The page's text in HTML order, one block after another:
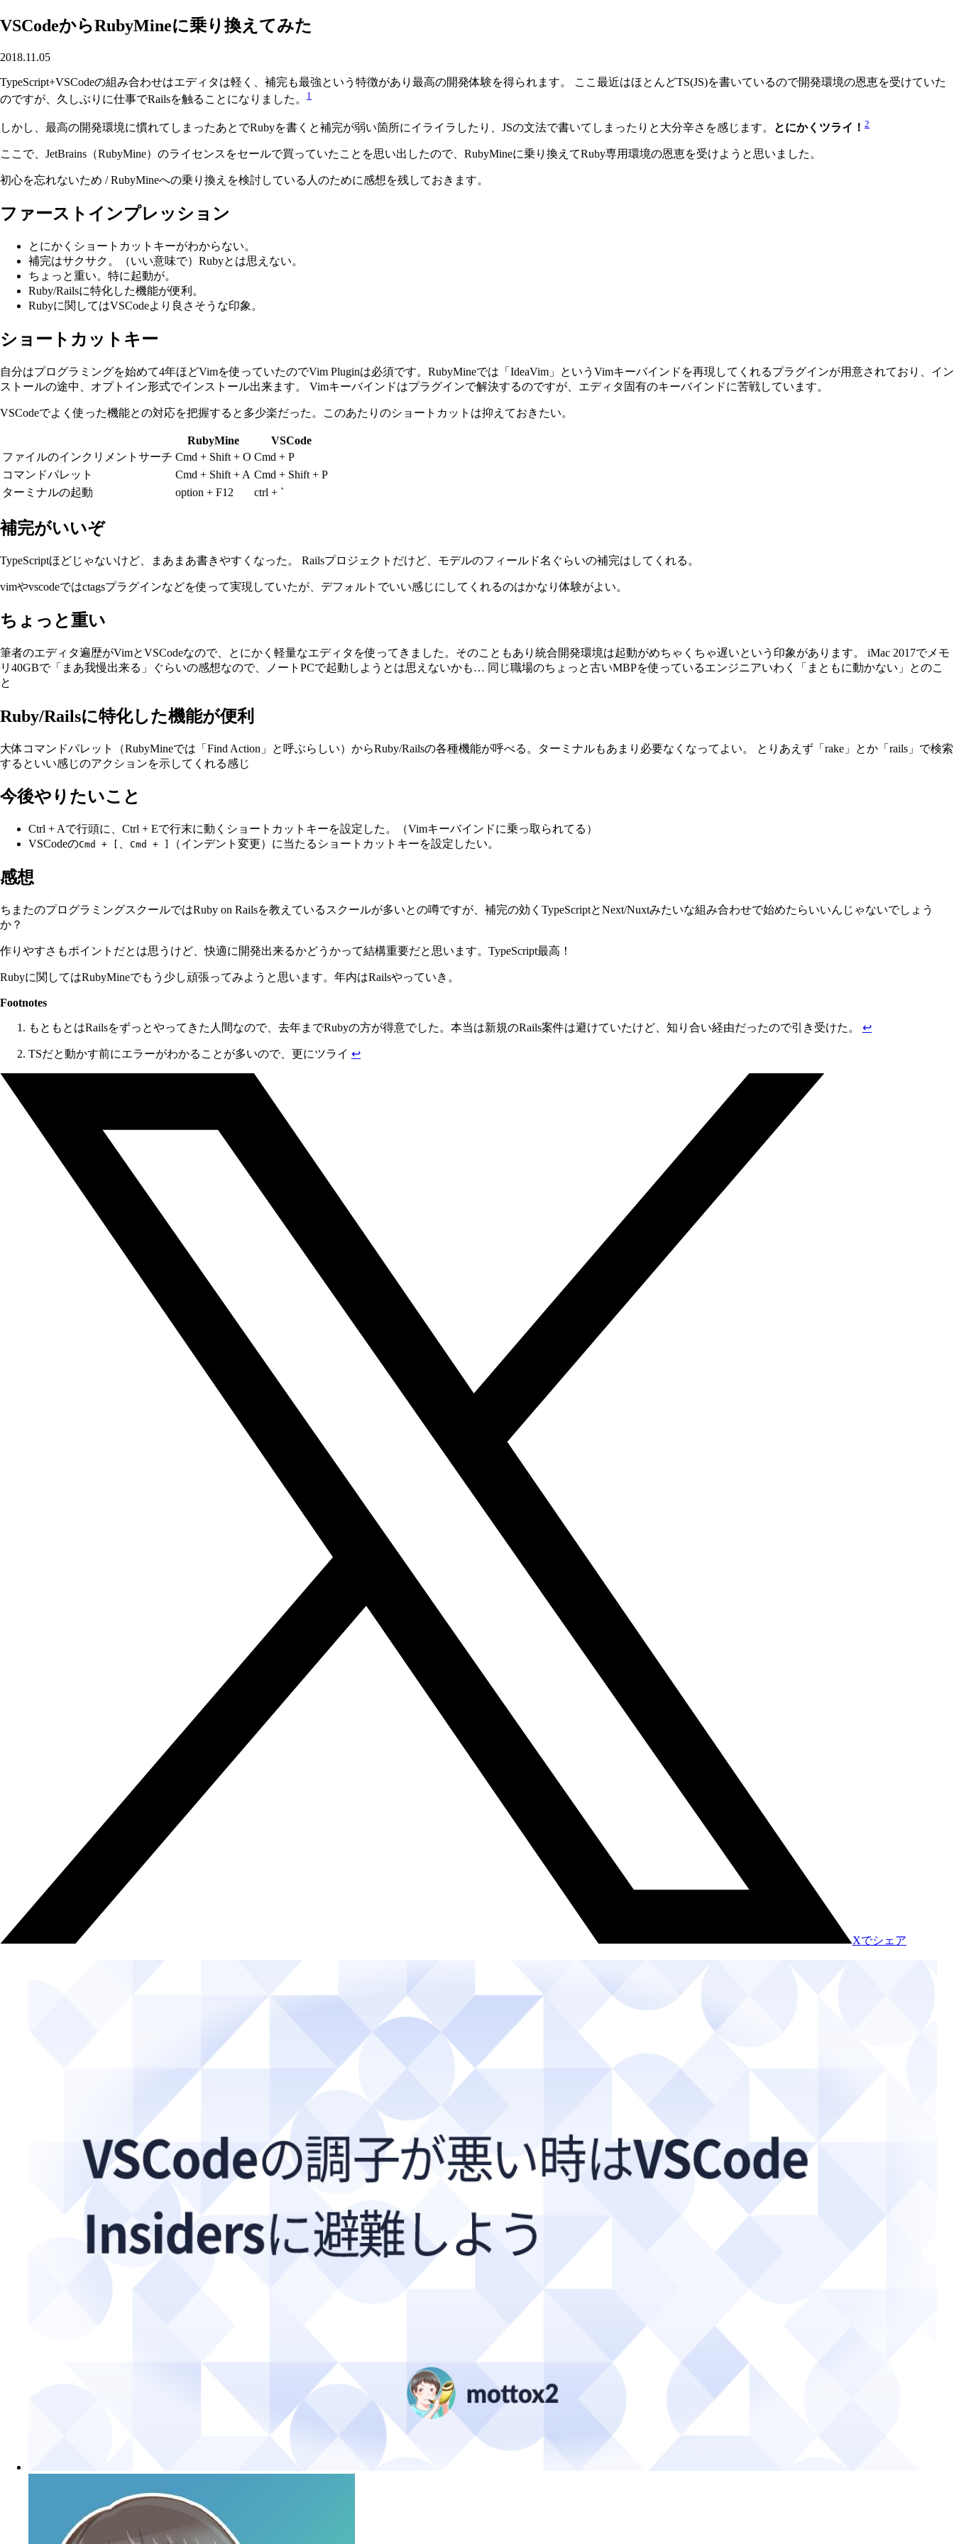
VSCodeからRubyMineに乗り換えてみた
2018.11.05
TypeScript+VSCodeの組み合わせはエディタは軽く、補完も最強という特徴があり最高の開発体験を得られます。 ここ最近はほとんどTS(JS)を書いているので開発環境の恩恵を受けていた
のですが、久しぶりに仕事でRailsを触ることになりました。
1
しかし、最高の開発環境に慣れてしまったあとでRubyを書くと補完が弱い箇所にイライラしたり、JSの文法で書いてしまったりと大分辛さを感じます。 とにかくツライ！ 2
ここで、JetBrains（RubyMine）のライセンスをセールで買っていたことを思い出したので、RubyMineに乗り換えてRuby専用環境の恩恵を受けようと思いました。
初心を忘れないため / RubyMineへの乗り換えを検討している人のために感想を残しておきます。
ファーストインプレッション
とにかくショートカットキーがわからない。
補完はサクサク。（いい意味で）Rubyとは思えない。
ちょっと重い。特に起動が。
Ruby/Railsに特化した機能が便利。
Rubyに関してはVSCodeより良さそうな印象。
ショートカットキー
自分はプログラミングを始めて4年ほどVimを使っていたのでVim Pluginは必須です。RubyMineでは「IdeaVim」というVimキーバインドを再現してくれるプラグインが用意されており、イン
ストールの途中、オプトイン形式でインストール出来ます。 Vimキーバインドはプラグインで解決するのですが、エディタ固有のキーバインドに苦戦しています。
VSCodeでよく使った機能との対応を把握すると多少楽だった。このあたりのショートカットは抑えておきたい。
RubyMine
VSCode
ファイルのインクリメントサーチ Cmd + Shift + O Cmd + P
コマンドパレット
Cmd + Shift + A Cmd + Shift + P
ターミナルの起動
option + F12 ctrl + `
補完がいいぞ
TypeScriptほどじゃないけど、まあまあ書きやすくなった。 Railsプロジェクトだけど、モデルのフィールド名ぐらいの補完はしてくれる。
vimやvscodeではctagsプラグインなどを使って実現していたが、デフォルトでいい感じにしてくれるのはかなり体験がよい。
ちょっと重い
筆者のエディタ遍歴がVimとVSCodeなので、とにかく軽量なエディタを使ってきました。そのこともあり統合開発環境は起動がめちゃくちゃ遅いという印象があります。 iMac 2017でメモ
リ40GBで「まあ我慢出来る」ぐらいの感想なので、ノートPCで起動しようとは思えないかも… 同じ職場のちょっと古いMBPを使っているエンジニアいわく「まともに動かない」とのこ
と
Ruby/Railsに特化した機能が便利
大体コマンドパレット（RubyMineでは「Find Action」と呼ぶらしい）からRuby/Railsの各種機能が呼べる。ターミナルもあまり必要なくなってよい。 とりあえず「rake」とか「rails」で検索
するといい感じのアクションを示してくれる感じ
今後やりたいこと
Ctrl + Aで行頭に、Ctrl + Eで行末に動くショートカットキーを設定した。（Vimキーバインドに乗っ取られてる）
VSCodeのCmd + [ Cmd + ] （インデント変更）に当たるショートカットキーを設定したい。
感想
ちまたのプログラミングスクールではRuby on Railsを教えているスクールが多いとの噂ですが、補完の効くTypeScriptとNext/Nuxtみたいな組み合わせで始めたらいいんじゃないでしょう
か？
作りやすさもポイントだとは思うけど、快適に開発出来るかどうかって結構重要だと思います。TypeScript最高！
Rubyに関してはRubyMineでもう少し頑張ってみようと思います。年内はRailsやっていき。
Footnotes
もともとはRailsをずっとやってきた人間なので、去年までRubyの方が得意でした。本当は新規のRails案件は避けていたけど、知り合い経由だったので引き受けた。 ↩
TSだと動かす前にエラーがわかることが多いので、更にツライ ↩
Xでシェア